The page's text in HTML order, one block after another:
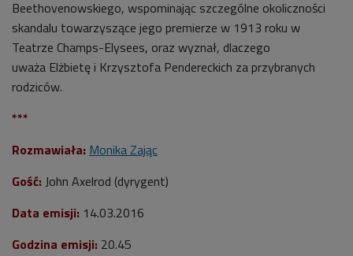
Beethovenowskiego, wspominając szczególne okoliczności
skandalu towarzyszące jego premierze w 1913 roku w
Teatrze Champs-Elysees, oraz wyznał, dlaczego
uważa Elżbietę i Krzysztofa Pendereckich za przybranych
rodziców.
***
Rozmawiała: Monika Zając
Gość: John Axelrod (dyrygent)
Data emisji: 14.03.2016
Godzina emisji: 20.45